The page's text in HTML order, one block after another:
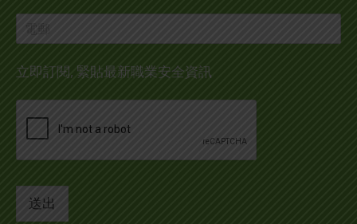
立即訂閱, 緊貼最新職業安全資訊
送出